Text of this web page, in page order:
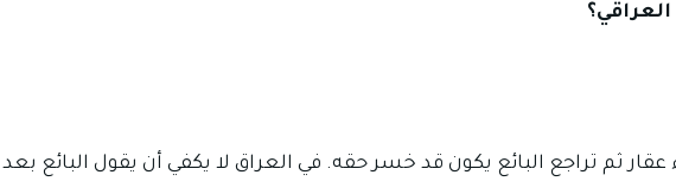
ثم تراجع البائع يكون قد خسر حقه. في العراق لا يكفي أن يقول البائع بعد